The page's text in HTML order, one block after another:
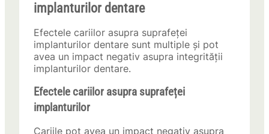
implanturilor dentare
Efectele cariilor asupra suprafeței
implanturilor dentare sunt multiple și pot
avea un impact negativ asupra integrității
implanturilor dentare.
Efectele cariilor asupra suprafeței
implanturilor
Cariile pot avea un impact negativ asupra